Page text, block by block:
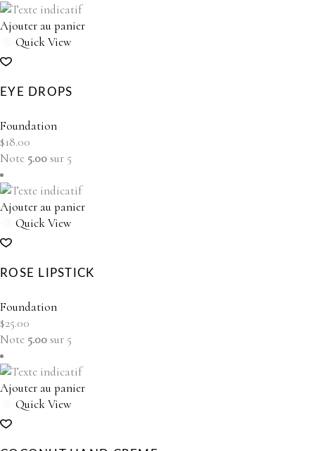
était :
$52.00.
est :
$45.00.
Ajouter au panier
Quick View
EYE DROPS
Foundation
$18.00
Note 5.00 sur 5
Ajouter au panier
Quick View
ROSE LIPSTICK
Foundation
$25.00
Note 5.00 sur 5
Ajouter au panier
Quick View